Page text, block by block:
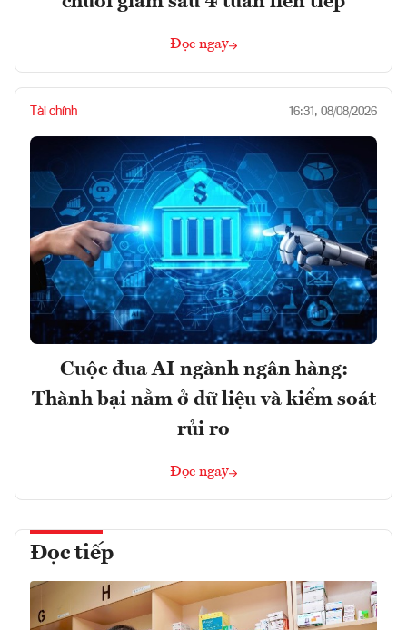
Đọc ngay
Tài chính 16:31, 08/08/2026
Cuộc đua AI ngành ngân hàng:
Thành bại nằm ở dữ liệu và kiểm soát
rủi ro
Đọc ngay
Đọc tiếp